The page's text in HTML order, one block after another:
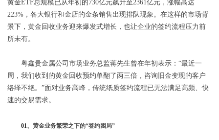
黄金ETF总规模已从年初的730亿元飙升至2361亿元，涨幅高达
223%，各大银行和金店的金条销售出现排队现象。在这样的市场背
景下，黄金回收业务迎来爆发式增长，也让企业的签约流程压力前
所未有。
粤鑫贵金属公司市场业务总监蒋先生曾在年初表示：“最近一
周，我们收到的黄金回收预约单翻了两三倍，咨询旧金变现的客户
络绎不绝。”面对业务高峰，传统纸质签约流程已无法满足高频、快
速的交易需求。
01、 黄金业务繁荣之下的“签约困局”